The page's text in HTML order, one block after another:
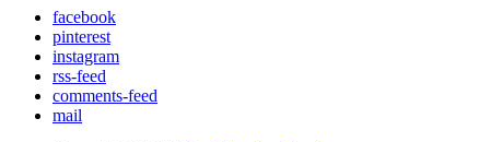
facebook
pinterest
instagram
rss-feed
comments-feed
mail